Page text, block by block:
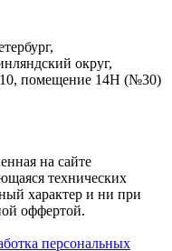
округ,
помещение 14Н (№30)
на сайте
технических
характер и ни при
оффертой.‍
персональных